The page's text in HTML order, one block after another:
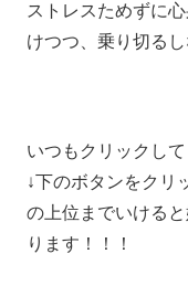
ストレスためずに
けつつ、乗り切るし
いつもクリックし
↓下のボタンをクリ
の上位までいける
ります！！！